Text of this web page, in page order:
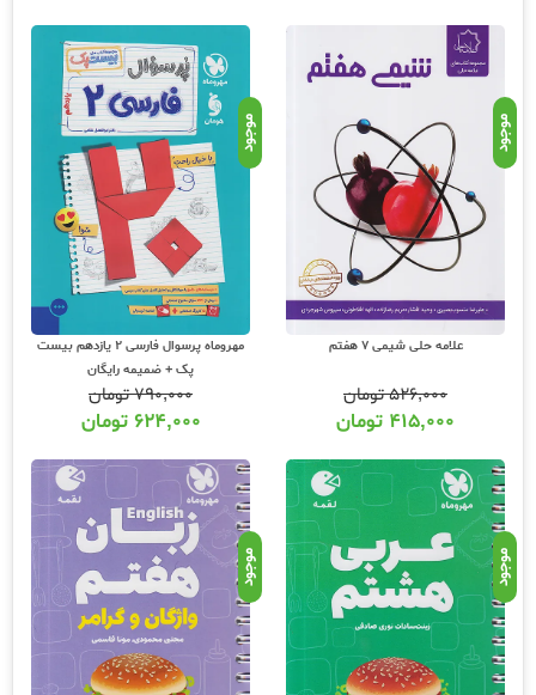
موجود
علامه حلی شیمی 7 هفتم
۵۲۶,۰۰۰تومان
۴۱۵,۰۰۰ تومان
موجود
مهروماه پرسوال فارسی 2 یازدهم بیست
پک + ضمیمه رایگان
۷۹۰,۰۰۰تومان
۶۲۴,۰۰۰ تومان
موجود موجود